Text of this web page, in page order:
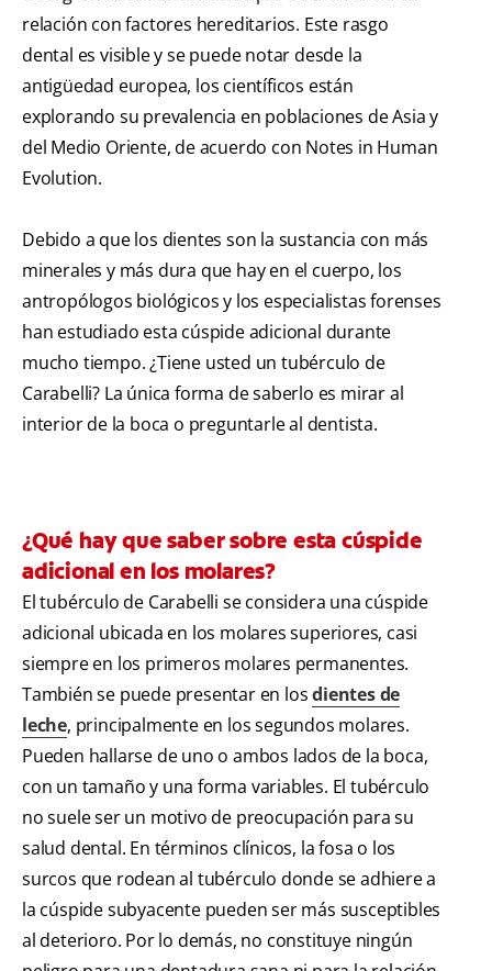
relación con factores hereditarios. Este rasgo
dental es visible y se puede notar desde la
antigüedad europea, los científicos están
explorando su prevalencia en poblaciones de Asia y
del Medio Oriente, de acuerdo con Notes in Human
Evolution.
Debido a que los dientes son la sustancia con más
minerales y más dura que hay en el cuerpo, los
antropólogos biológicos y los especialistas forenses
han estudiado esta cúspide adicional durante
mucho tiempo. ¿Tiene usted un tubérculo de
Carabelli? La única forma de saberlo es mirar al
interior de la boca o preguntarle al dentista.
¿Qué hay que saber sobre esta cúspide
adicional en los molares?
El tubérculo de Carabelli se considera una cúspide
adicional ubicada en los molares superiores, casi
siempre en los primeros molares permanentes.
También se puede presentar en losdientes de
leche, principalmente en los segundos molares.
Pueden hallarse de uno o ambos lados de la boca,
con un tamaño y una forma variables. El tubérculo
no suele ser un motivo de preocupación para su
salud dental. En términos clínicos, la fosa o los
surcos que rodean al tubérculo donde se adhiere a
la cúspide subyacente pueden ser más susceptibles
al deterioro. Por lo demás, no constituye ningún